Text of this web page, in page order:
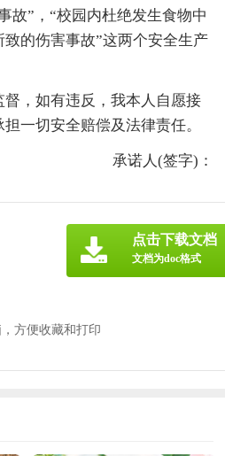
故”，“校园内杜绝发生食物中
的伤害事故”这两个安全生产
，如有违反，我本人自愿接
一切安全赔偿及法律责任。
承诺人(签字)：
方便收藏和打印
点击下载文档
文档为doc格式